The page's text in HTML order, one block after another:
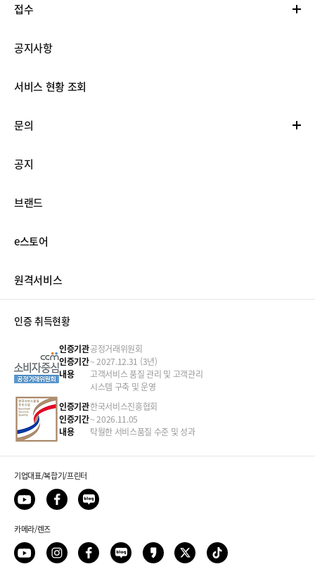
접수
공지사항
서비스 현황 조회
문의
공지
브랜드
e스토어
원격서비스
인증 취득현황
인증기관공정거래위원회
인증기간~ 2027.12.31 (3년)
내용
고객서비스 품질 관리 및 고객관리
시스템 구축 및 운영
인증기관한국서비스진흥협회
인증기간~ 2026.11.05
내용
탁월한 서비스품질 수준 및 성과
기업대표/복합기/프린터
카메라/렌즈